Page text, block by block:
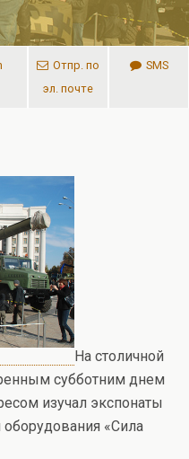
Отпр. по
эл. почте
SMS
На столичной
субботним днем
изучал экспонаты
«Сила